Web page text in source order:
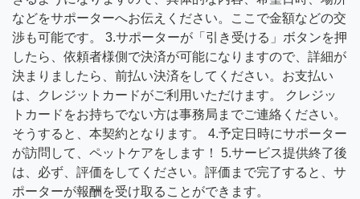
などをサポーターへお伝えください。ここで金額などの交
渉も可能です。 3.サポーターが「引き受ける」ボタンを押
したら、依頼者様側で決済が可能になりますので、詳細が
決まりましたら、前払い決済をしてください。お支払い
は、クレジットカードがご利用いただけます。 クレジッ
トカードをお持ちでない方は事務局までご連絡ください。
そうすると、本契約となります。 4.予定日時にサポーター
が訪問して、ペットケアをします！ 5.サービス提供終了後
は、必ず、評価をしてください。評価まで完了すると、サ
ポーターが報酬を受け取ることができます。